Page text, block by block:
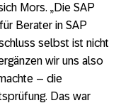
Mors. „Die SAP
Berater in SAP
selbst ist nicht
wir uns also
– die
Das war